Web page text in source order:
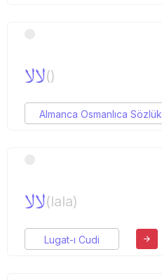
لالا()
Almanca Osmanlıca Sözlük
لالا(lala)
Lugat-ı Cudi